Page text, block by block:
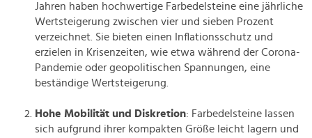
Jahren haben hochwertige Farbedelsteine eine jährliche
Wertsteigerung zwischen vier und sieben Prozent
verzeichnet. Sie bieten einen Inflationsschutz und
erzielen in Krisenzeiten, wie etwa während der Corona-
Pandemie oder geopolitischen Spannungen, eine
beständige Wertsteigerung.
Hohe Mobilität und Diskretion: Farbedelsteine lassen
sich aufgrund ihrer kompakten Größe leicht lagern und